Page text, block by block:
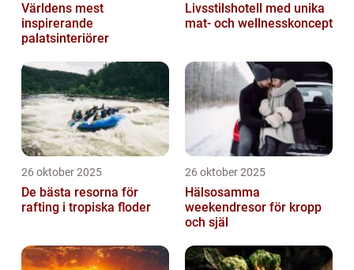
Världens mest
inspirerande
palatsinteriörer
Livsstilshotell med unika
mat- och wellnesskoncept
26 oktober 2025
De bästa resorna för
rafting i tropiska floder
26 oktober 2025
Hälsosamma
weekendresor för kropp
och själ